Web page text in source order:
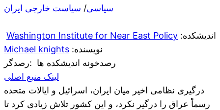
سیاسی/ سیاست خارجی ایران
Washington Institute for Near East Policy :اندیشکده
Michael knights :نویسنده
رصدخونه اندیشکده ها :رصدگر
لینک منبع اصلی
درگیری نظامی اخیر میان ایران، اسرائیل و ایالات متحده
رسماً عراق را درگیر نکرد، و این کشور تلاش زیادی کرد تا